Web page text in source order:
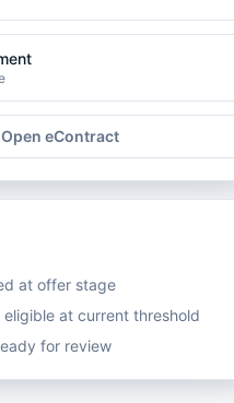
Open eContract
at offer stage
eligible at current threshold
for review